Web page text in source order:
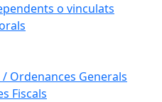
o vinculats
Ordenances Generals
Fiscals